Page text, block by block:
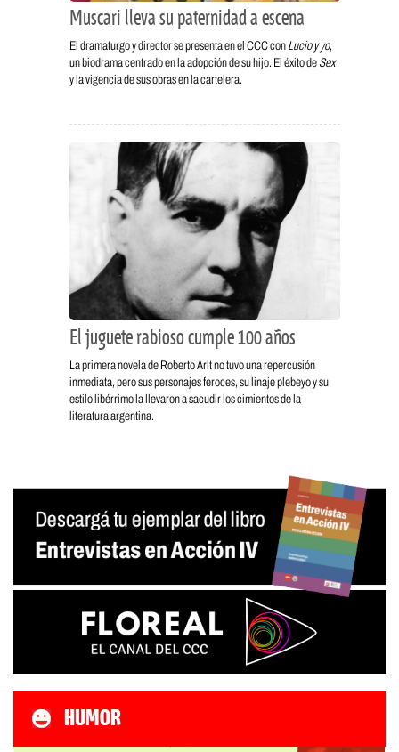
Muscari lleva su paternidad a escena
El dramaturgo y director se presenta en el CCC con Lucio y yo,
un biodrama centrado en la adopción de su hijo. El éxito de Sex
y la vigencia de sus obras en la cartelera.
El juguete rabioso cumple 100 años
La primera novela de Roberto Arlt no tuvo una repercusión
inmediata, pero sus personajes feroces, su linaje plebeyo y su
estilo libérrimo la llevaron a sacudir los cimientos de la
literatura argentina.
HUMOR